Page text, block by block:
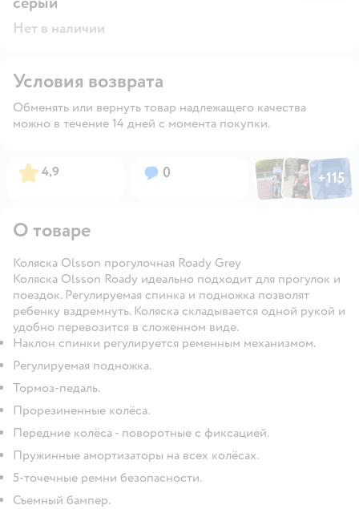
Нет в наличии
Условия возврата
Обменять или вернуть товар надлежащего качества
можно в течение 14 дней с момента покупки.
Рейтинг:
4,9 Вопросов:
0 ФотоФотоФото
+115
Открыть
О товаре
Коляска Olsson прогулочная Roady Grey
Коляска Olsson Roady идеально подходит для прогулок и
поездок. Регулируемая спинка и подножка позволят
ребенку вздремнуть. Коляска складывается одной рукой и
удобно перевозится в сложенном виде.
Наклон спинки регулируется ременным механизмом.
Регулируемая подножка.
Тормоз-педаль.
Прорезиненные колёса.
Передние колёса - поворотные с фиксацией.
Пружинные амортизаторы на всех колёсах.
5-точечные ремни безопасности.
Съемный бампер.